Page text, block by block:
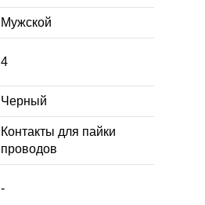
Мужской
4
Черный
Контакты для пайки
проводов
-